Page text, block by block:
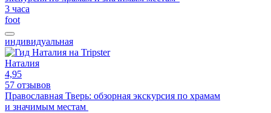
3 часа
foot
индивидуальная
Наталия
4,95
57 отзывов
Православная Тверь: обзорная экскурсия по храмам
и значимым местам